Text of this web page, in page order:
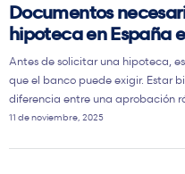
Documentos
hipoteca en España
Antes de solicitar una hipoteca,
que el banco puede exigir. Estar
diferencia entre una aprobación
11 de noviembre, 2025